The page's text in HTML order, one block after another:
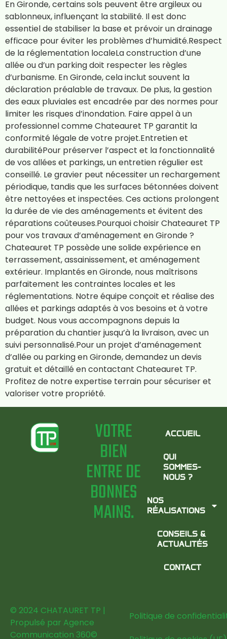
En Gironde, certains sols peuvent être argileux ou
sablonneux, influençant la stabilité. Il est donc
essentiel de stabiliser la base et prévoir un drainage
efficace pour éviter les problèmes d’humidité.Respect
de la réglementation localeLa construction d’une
allée ou d’un parking doit respecter les règles
d’urbanisme. En Gironde, cela inclut souvent la
déclaration préalable de travaux. De plus, la gestion
des eaux pluviales est encadrée par des normes pour
limiter les risques d’inondation. Faire appel à un
professionnel comme Chateauret TP garantit la
conformité légale de votre projet.Entretien et
durabilitéPour préserver l’aspect et la fonctionnalité
de vos allées et parkings, un entretien régulier est
conseillé. Le gravier peut nécessiter un rechargement
périodique, tandis que les surfaces bétonnées doivent
être nettoyées et inspectées. Ces actions prolongent
la durée de vie des aménagements et évitent des
réparations coûteuses.Pourquoi choisir Chateauret TP
pour vos travaux d’aménagement en Gironde ?
Chateauret TP possède une solide expérience en
terrassement, assainissement, et aménagement
extérieur. Implantés en Gironde, nous maîtrisons
parfaitement les contraintes locales et les
réglementations. Notre équipe conçoit et réalise des
allées et parkings adaptés à vos besoins et à votre
budget. Nous vous accompagnons depuis la
préparation du chantier jusqu’à la livraison, avec un
suivi personnalisé.Pour un projet d’aménagement
d’allée ou parking en Gironde, demandez un devis
gratuit et détaillé en contactant Chateauret TP.
Profitez de notre expertise terrain pour sécuriser et
valoriser votre propriété.
VOTRE
BIEN
ENTRE DE
BONNES
MAINS.
ACCUEIL
QUI
SOMMES-
NOUS ?
NOS
RÉALISATIONS
CONSEILS &
ACTUALITÉS
CONTACT
© 2024 CHATAURET TP |
Propulsé par Agence
Communication 360©
Politique de